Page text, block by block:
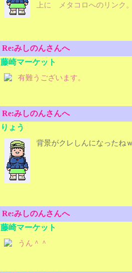
上に メタコロへのリンク
Re:みしのんさんへ
藤崎マーケット
有難うございます。
Re:みしのんさんへ
りょう
背景がクレしんになったね
Re:みしのんさんへ
藤崎マーケット
うん＾＾